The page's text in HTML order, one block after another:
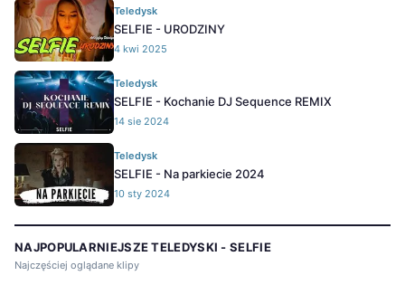
Teledysk
SELFIE - URODZINY
4 kwi 2025
Teledysk
SELFIE - Kochanie DJ Sequence REMIX
14 sie 2024
Teledysk
SELFIE - Na parkiecie 2024
10 sty 2024
NAJPOPULARNIEJSZE TELEDYSKI - SELFIE
Najczęściej oglądane klipy